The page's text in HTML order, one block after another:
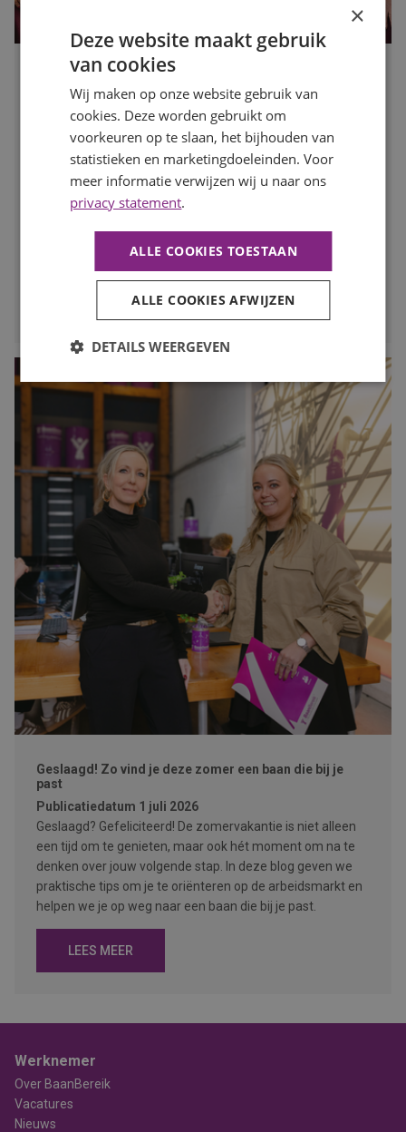
perfect cv
Publicatiedatum10 juli 2026
AuteurRomée Zwaan
Een indrukwekkend cv is niet langer de enige sleutel tot
een nieuwe baan. Werkgevers kijken steeds vaker naar de
persoon achter het cv: hoe gemotiveerd is iemand, wil
iemand zich ontwikkelen en past diegene binnen het
team? In deze blog lees je waarom motivatie een steeds
grotere rol speelt op de huidige arbeidsmarkt.
LEES MEER
Geslaagd! Zo vind je deze zomer een baan die bij je
past
Publicatiedatum 1 juli 2026
Geslaagd? Gefeliciteerd! De zomervakantie is niet alleen
een tijd om te genieten, maar ook hét moment om na te
denken over jouw volgende stap. In deze blog geven we
praktische tips om je te oriënteren op de arbeidsmarkt en
helpen we je op weg naar een baan die bij je past.
LEES MEER
Werknemer
Over BaanBereik
Vacatures
Nieuws
×
Deze website maakt gebruik
van cookies
Wij maken op onze website gebruik van
cookies. Deze worden gebruikt om
voorkeuren op te slaan, het bijhouden van
statistieken en marketingdoeleinden. Voor
meer informatie verwijzen wij u naar ons
privacy statement.
ALLE COOKIES TOESTAAN
ALLE COOKIES AFWIJZEN
DETAILS WEERGEVEN